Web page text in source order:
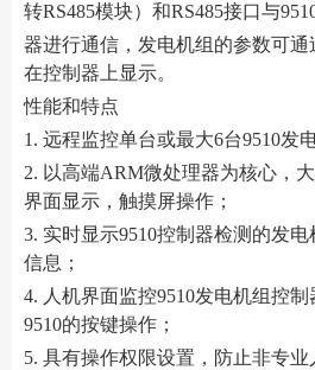
转RS485模块）和RS485接口与
器进行通信，发电机组的参数可
在控制器上显示。
性能和特点
1. 远程监控单台或最大6台9510发
2. 以高端ARM微处理器为核心，
界面显示，触摸屏操作；
3. 实时显示9510控制器检测的发
信息；
4. 人机界面监控9510发电机组控
9510的按键操作；
5. 具有操作权限设置，防止非专